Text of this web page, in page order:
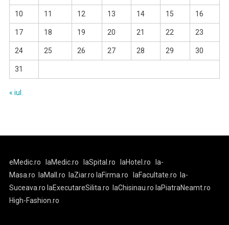
10 11 12 13 14 15 16
17 18 19 20 21 22 23
24 25 26 27 28 29 30
31
« iul.
eMedic.ro laMedic.ro laSpital.ro laHotel.ro
la-
Masa.ro
laMall.ro laZiar.ro laFirma.ro laFacultate.ro
la-
Suceava.ro laExecutareSilita.ro laChisinau.ro laPiatraNeamt.ro
High-Fashion.ro